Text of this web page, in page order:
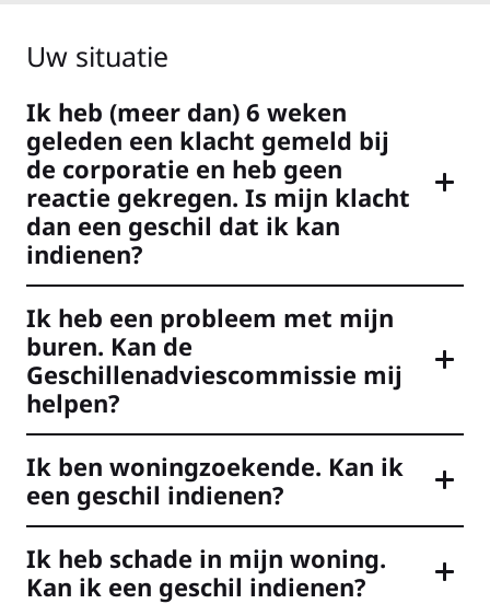
Uw situatie
Ik heb (meer dan) 6 weken
geleden een klacht gemeld bij
de corporatie en heb geen
reactie gekregen. Is mijn klacht
dan een geschil dat ik kan
indienen?
Ik heb een probleem met mijn
buren. Kan de
Geschillenadviescommissie mij
helpen?
Ik ben woningzoekende. Kan ik
een geschil indienen?
Ik heb schade in mijn woning.
Kan ik een geschil indienen?